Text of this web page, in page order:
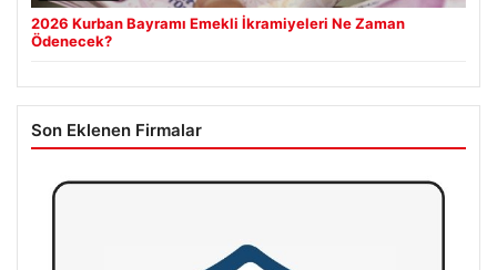
2026 Kurban Bayramı Emekli İkramiyeleri Ne Zaman
Ödenecek?
Son Eklenen Firmalar